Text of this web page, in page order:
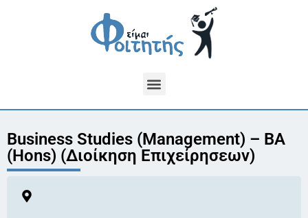
Business Studies (Management) – BA
(Hons) (Διοίκηση Επιχείρησεων)